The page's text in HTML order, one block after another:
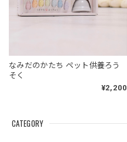
CATEGORY
なみだのかたち ペット供養ろう
そく
¥2,200